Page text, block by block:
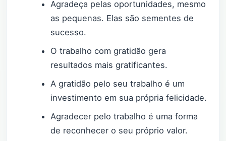
Agradeça pelas oportunidades, mesmo
as pequenas. Elas são sementes de
sucesso.
O trabalho com gratidão gera
resultados mais gratificantes.
A gratidão pelo seu trabalho é um
investimento em sua própria felicidade.
Agradecer pelo trabalho é uma forma
de reconhecer o seu próprio valor.